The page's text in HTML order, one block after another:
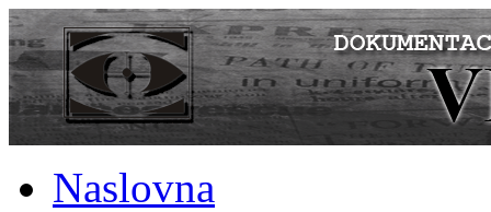
Naslovna